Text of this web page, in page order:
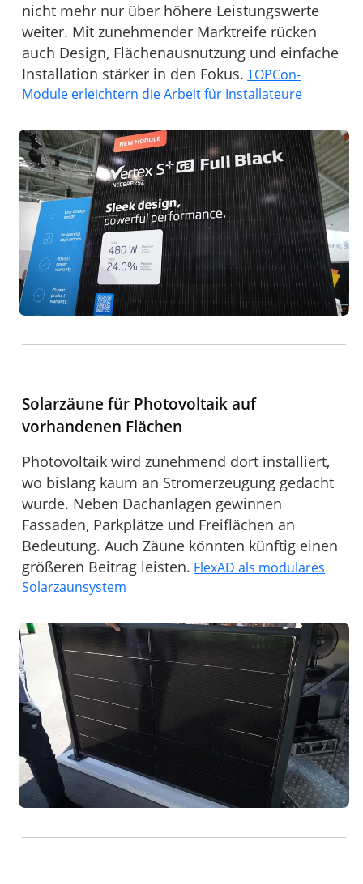
nicht mehr nur über höhere Leistungswerte
weiter. Mit zunehmender Marktreife rücken
auch Design, Flächenausnutzung und einfache
Installation stärker in den Fokus. TOPCon-
Module erleichtern die Arbeit für Installateure
Solarzäune für Photovoltaik auf
vorhandenen Flächen
Photovoltaik wird zunehmend dort installiert,
wo bislang kaum an Stromerzeugung gedacht
wurde. Neben Dachanlagen gewinnen
Fassaden, Parkplätze und Freiflächen an
Bedeutung. Auch Zäune könnten künftig einen
größeren Beitrag leisten. FlexAD als modulares
Solarzaunsystem